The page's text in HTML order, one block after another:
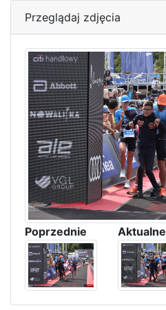
Przeglądaj zdjęcia
Poprzednie Aktualne